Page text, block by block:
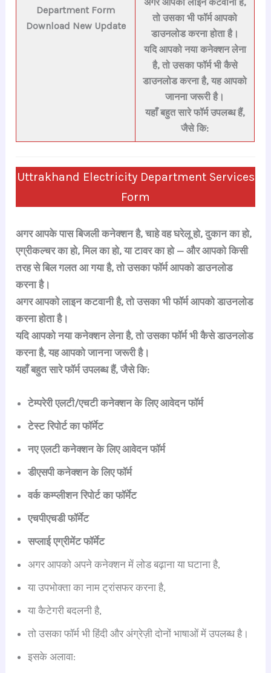
Department Form
Download New Update
तो उसका भी फॉर्म आपको
डाउनलोड करना होता है।
यदि आपको नया कनेक्शन लेना
है, तो उसका फॉर्म भी कैसे
डाउनलोड करना है, यह आपको
जानना जरूरी है।
यहाँ बहुत सारे फॉर्म उपलब्ध हैं,
जैसे कि:
Uttrakhand Electricity Department Services
Form
अगर आपके पास बिजली कनेक्शन है, चाहे वह घरेलू हो, दुकान का हो,
एग्रीकल्चर का हो, मिल का हो, या टावर का हो — और आपको किसी
तरह से बिल गलत आ गया है, तो उसका फॉर्म आपको डाउनलोड
करना है।
अगर आपको लाइन कटवानी है, तो उसका भी फॉर्म आपको डाउनलोड
करना होता है।
यदि आपको नया कनेक्शन लेना है, तो उसका फॉर्म भी कैसे डाउनलोड
करना है, यह आपको जानना जरूरी है।
यहाँ बहुत सारे फॉर्म उपलब्ध हैं, जैसे कि:
टेम्परेरी एलटी/एचटी कनेक्शन के लिए आवेदन फॉर्म
टेस्ट रिपोर्ट का फॉर्मेट
नए एलटी कनेक्शन के लिए आवेदन फॉर्म
डीएसपी कनेक्शन के लिए फॉर्म
वर्क कम्प्लीशन रिपोर्ट का फॉर्मेट
एचपीएचडी फॉर्मेट
सप्लाई एग्रीमेंट फॉर्मेट
अगर आपको अपने कनेक्शन में लोड बढ़ाना या घटाना है,
या उपभोक्ता का नाम ट्रांसफर करना है,
या कैटेगरी बदलनी है,
तो उसका फॉर्म भी हिंदी और अंग्रेज़ी दोनों भाषाओं में उपलब्ध है।
इसके अलावा: